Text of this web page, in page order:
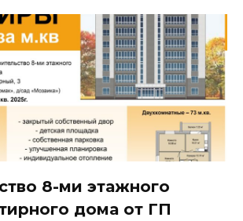
8-ми этажного
дома от ГП